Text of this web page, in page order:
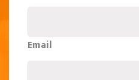
Email